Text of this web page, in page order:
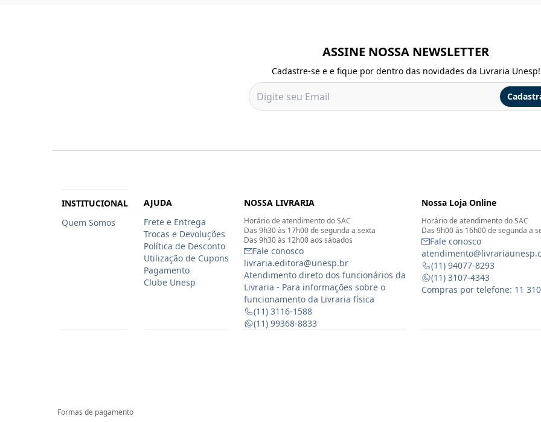
ASSINE NOSSA NEWSLETTER
Cadastre-se e e fique por dentro das novidades da Livraria Unesp!
INSTITUCIONAL
Quem Somos
AJUDA
Frete e Entrega
Trocas e Devoluções
Política de Desconto
Utilização de Cupons
Pagamento
Clube Unesp
NOSSA LIVRARIA
Horário de atendimento do SAC
Das 9h30 às 17h00 de segunda a sexta
Das 9h30 às 12h00 aos sábados
Fale conosco
livraria.editora@unesp.br
Atendimento direto dos funcionários da
Livraria - Para informações sobre o
funcionamento da Livraria física
(11) 3116-1588
(11) 99368-8833
Nossa Loja Online
Horário de atendimento do SAC
Das 9h00 às 16h00 de segunda a
Fale conosco
(11) 94077-8293
(11) 3107-4343
Compras por telefone: 11
Formas de pagamento